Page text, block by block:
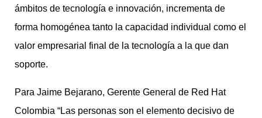
ámbitos de tecnología e innovación, incrementa de
forma homogénea tanto la capacidad individual como el
valor empresarial final de la tecnología a la que dan
soporte.
Para Jaime Bejarano, Gerente General de Red Hat
Colombia “Las personas son el elemento decisivo de